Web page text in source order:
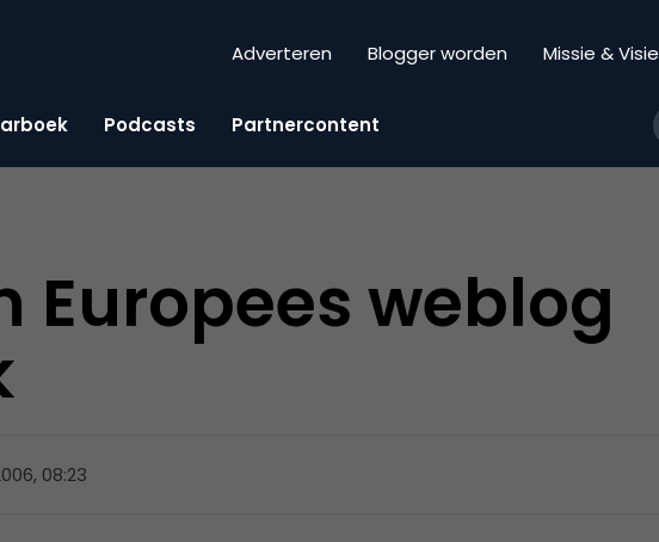
Adverteren Blogger worden Missie & Visie
Podcasts Partnercontent
Europees weblog
08:23